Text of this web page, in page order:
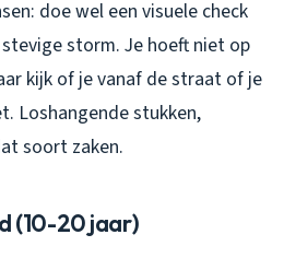
doe wel een visuele check
storm. Je hoeft niet op
kijk of je vanaf de straat of je
Loshangende stukken,
soort zaken.
(10-20 jaar)